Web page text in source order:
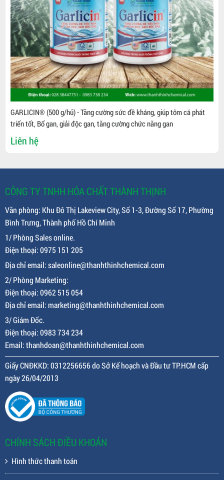
VITA®T - Tăng cường sức đề kháng, kích thích tiêu hóa trao đổi chất,
Giảm stress, chống sốc do các biến động môi trường đột ngột
Liên hệ
CÔNG TY TNHH HÓA CHẤT THÀNH THỊNH
Văn phòng: Khu Đô Thị Lakeview City, Số 1-3, Đường Số 17, Phường
Bình Trưng, Thành phố Hồ Chí Minh
1/ Phòng Sales online.
Điện thoại: 0975 151 205
Địa chỉ email: saleonline@thanhthinhchemical.com
2/ Phòng Marketing:
Điện thoại: 0962 515 054
Địa chỉ email: marketing@thanhthinhchemical.com
3/ Giám Đốc.
Điện thoại: 0983 734 234
Email: thanhdoan@thanhthinhchemical.com
Giấy CNĐKKD: 0312256656 do Sở Kế hoạch và Đầu tư TP.HCM cấp
ngày 26/04/2013
CHÍNH SÁCH ĐIỀU KHOẢN
Hình thức thanh toán